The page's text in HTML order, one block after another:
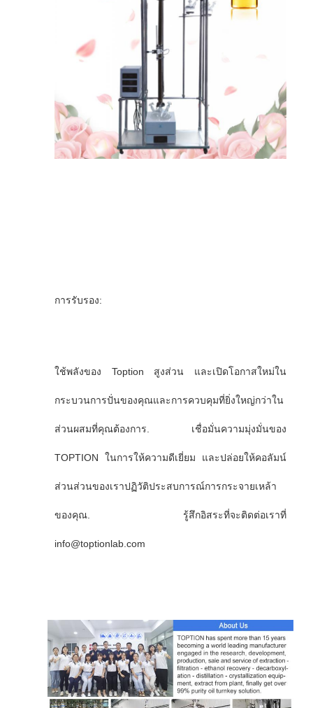
การรับรอง:
ใช้พลังของ Toption สูงส่วน และเปิดโอกาสใหม่ใน
กระบวนการปั่นของคุณและการควบคุมที่ยิ่งใหญ่กว่าใน
ส่วนผสมที่คุณต้องการ. เชื่อมั่นความมุ่งมั่นของ
TOPTION ในการให้ความดีเยี่ยม และปล่อยให้คอลัมน์
ส่วนส่วนของเราปฏิวัติประสบการณ์การกระจายเหล้า
ของคุณ. รู้สึกอิสระที่จะติดต่อเราที่
info@toptionlab.com